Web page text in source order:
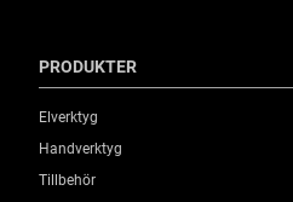
PRODUKTER
Elverktyg
Handverktyg
Tillbehör